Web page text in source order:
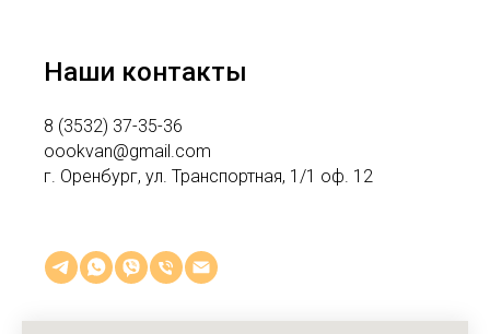
Наши контакты
8 (3532) 37-35-36
oookvan@gmail.com
г. Оренбург, ул. Транспортная, 1/1 оф. 12